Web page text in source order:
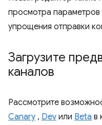
просмотра параметров
упрощения отправки
Загрузите
каналов
Рассмотрите
Canary , Dev или Beta в